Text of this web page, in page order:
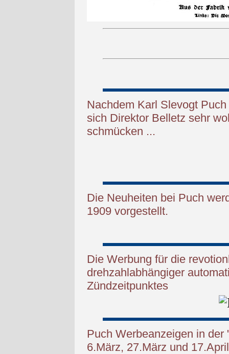
Nachdem Karl Slevogt
sich Direktor Belletz sehr
schmücken ...
Die Neuheiten bei Puch
1909 vorgestellt.
Die Werbung für die
drehzahlabhängiger
Zündzeitpunktes
Puch Werbeanzeigen in
6.März, 27.März und